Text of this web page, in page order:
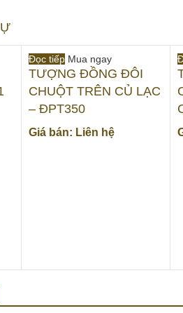
Đọc tiếp Mua ngay
TƯỢNG ĐỒNG ĐÔI
CHUỘT TRÊN CỦ LẠC
– ĐPT350
Giá bán: Liên hệ